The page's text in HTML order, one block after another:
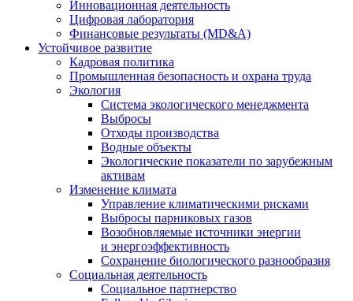
Инновационная деятельность
Цифровая лаборатория
Финансовые результаты (MD&A)
Устойчивое развитие
Кадровая политика
Промышленная безопасность и охрана труда
Экология
Система экологического менеджмента
Выбросы
Отходы производства
Водные объекты
Экологические показатели по зарубежным
активам
Изменение климата
Управление климатическими рисками
Выбросы парниковых газов
Возобновляемые источники энергии
и энергоэффективность
Сохранение биологического разнообразия
Социальная деятельность
Социальное партнерство